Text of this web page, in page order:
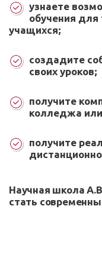
узнаете
обучения для
учащихся;
создадите
своих уроков;
получите
колледжа или
получите
Научная школа
стать